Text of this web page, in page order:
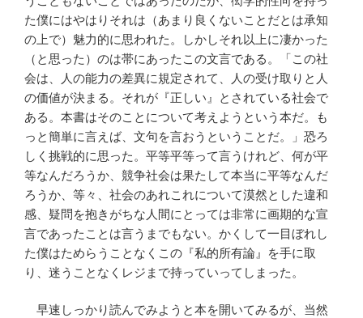
た僕にはやはりそれは（あまり良くないことだとは承知
の上で）魅力的に思われた。しかしそれ以上に凄かった
（と思った）のは帯にあったこの文言である。「この社
会は、人の能力の差異に規定されて、人の受け取りと人
の価値が決まる。それが『正しい』とされている社会で
ある。本書はそのことについて考えようという本だ。も
っと簡単に言えば、文句を言おうということだ。」恐ろ
しく挑戦的に思った。平等平等って言うけれど、何が平
等なんだろうか、競争社会は果たして本当に平等なんだ
ろうか、等々、社会のあれこれについて漠然とした違和
感、疑問を抱きがちな人間にとっては非常に画期的な宣
言であったことは言うまでもない。かくして一目ぼれし
た僕はためらうことなくこの『私的所有論』を手に取
り、迷うことなくレジまで持っていってしまった。
早速しっかり読んでみようと本を開いてみるが、当然